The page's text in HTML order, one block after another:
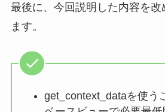
最後に、今回説明した内容を改
ます。
get_context_dataを使う